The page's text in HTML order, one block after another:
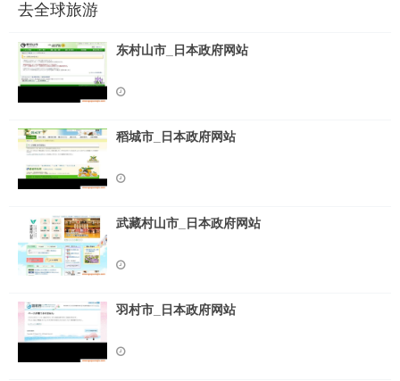
去全球旅游
东村山市_日本政府网站
稻城市_日本政府网站
武藏村山市_日本政府网站
羽村市_日本政府网站